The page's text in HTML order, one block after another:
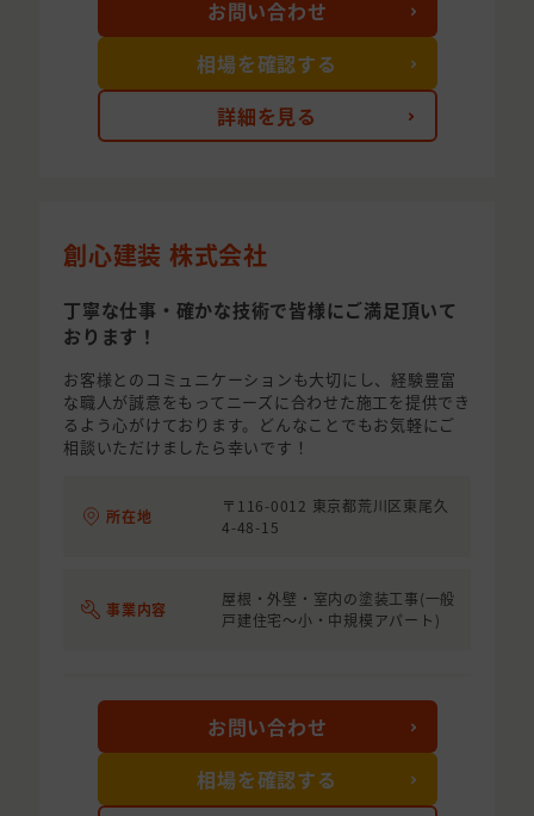
詳細を見る
お問い合わせ
相場を確認する
創心建装 株式会社
丁寧な仕事・確かな技術で皆様にご満足頂いて
おります！
お客様とのコミュニケーションも大切にし、経験豊富
な職人が誠意をもってニーズに合わせた施工を提供でき
るよう心がけております。どんなことでもお気軽にご
相談いただけましたら幸いです！
所在地
〒116-0012 東京都荒川区東尾久
4-48-15
事業内容
屋根・外壁・室内の塗装工事(一般
戸建住宅～小・中規模アパート)
お問い合わせ
相場を確認する